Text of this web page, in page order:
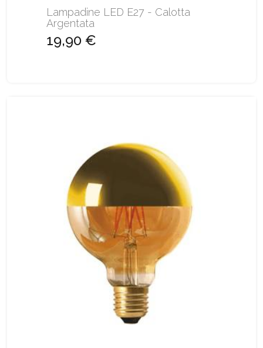
Lampadine LED E27 - Calotta
Argentata
19,90 €